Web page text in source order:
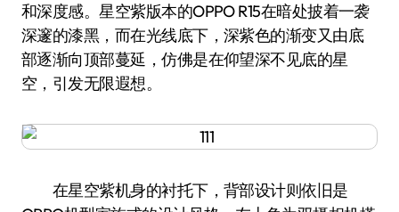
和深度感。星空紫版本的OPPO R15在暗处披着一袭
深邃的漆黑，而在光线底下，深紫色的渐变又由底
部逐渐向顶部蔓延，仿佛是在仰望深不见底的星
空，引发无限遐想。
在星空紫机身的衬托下，背部设计则依旧是